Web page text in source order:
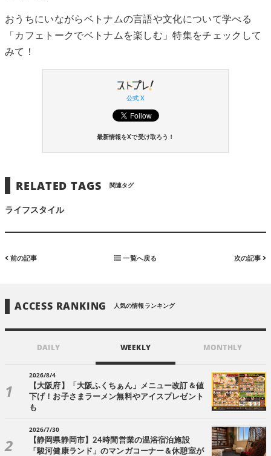
おうちにいながらベトナムの言語や文化について学べる
「カフェトークでベトナムを楽しむ」特集をチェックして
みて！
公式 X
最新情報をXで受け取ろう！
RELATED TAGS 関連タグ
ライフスタイル
前の記事 一覧へ戻る 次の記事
ACCESS RANKING 人気の情報ランキング
DAILY WEEKLY MONTHLY
2026/8/4
【大阪府】「大阪ふくちぁん」メニュー改訂＆値
下げ！お子さまラーメン無料やアイスプレゼント
も
2026/7/30
【静岡県静岡市】24時間営業の温浴宿泊施設
「駿河健康ランド」のマンガコーナー＆休憩室が